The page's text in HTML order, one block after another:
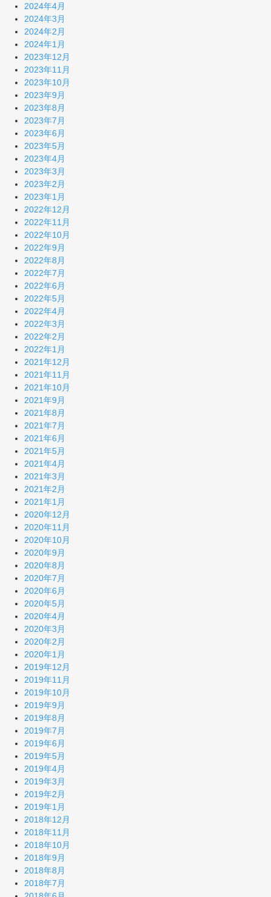
2024年4月
2024年3月
2024年2月
2024年1月
2023年12月
2023年11月
2023年10月
2023年9月
2023年8月
2023年7月
2023年6月
2023年5月
2023年4月
2023年3月
2023年2月
2023年1月
2022年12月
2022年11月
2022年10月
2022年9月
2022年8月
2022年7月
2022年6月
2022年5月
2022年4月
2022年3月
2022年2月
2022年1月
2021年12月
2021年11月
2021年10月
2021年9月
2021年8月
2021年7月
2021年6月
2021年5月
2021年4月
2021年3月
2021年2月
2021年1月
2020年12月
2020年11月
2020年10月
2020年9月
2020年8月
2020年7月
2020年6月
2020年5月
2020年4月
2020年3月
2020年2月
2020年1月
2019年12月
2019年11月
2019年10月
2019年9月
2019年8月
2019年7月
2019年6月
2019年5月
2019年4月
2019年3月
2019年2月
2019年1月
2018年12月
2018年11月
2018年10月
2018年9月
2018年8月
2018年7月